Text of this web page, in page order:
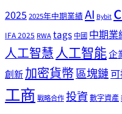
20252025年中期業績AI Bybit
IFA 2025 RWAtags 中國 中期業
人工智慧人工智能企
創新加密貨幣區塊鏈
工商 戰略合作投資數字資產